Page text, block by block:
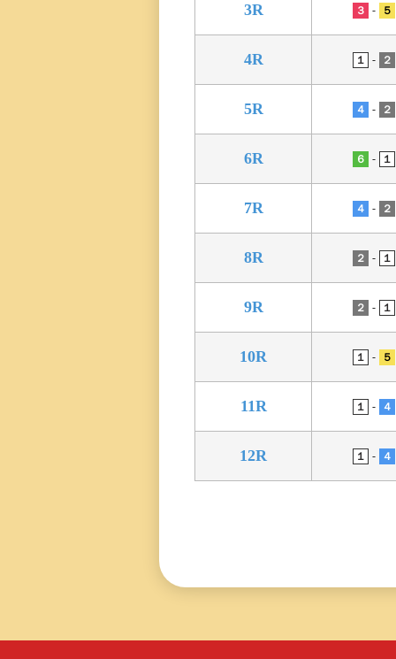
進入コース別選手成
今節の進入コース別
決まり手
三国専属記者の
直前予想
3R ３ - ５
4R １ - ２
5R ４ - ２
6R ６ - １
7R ４ - ２
8R ２ - １
9R ２ - １
10R １ - ５
11R １ - ４
12R １ - ４